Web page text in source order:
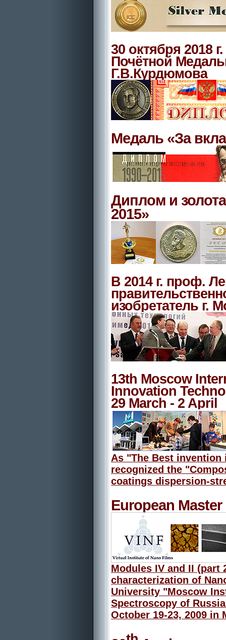
30 октября 2018
Почётной
Г.В.Курдюмова
Медаль «За
Диплом и
2015»
В 2014 г. проф.
изобретатель г.
13th Moscow
Innovation
29 March - 2 April
As "The Best
recognized the
coatings dispersion-
European
Modules IV and II
characterization of
University "Moscow
Spectroscopy of
October 19-23, 2009 in